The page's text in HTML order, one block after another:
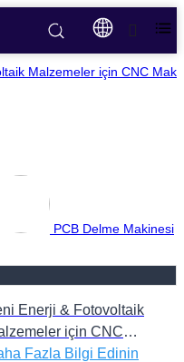
Malzemeler için CNC
PCB Delme Makinesi
Enerji & Fotovoltaik
için CNC
Fazla Bilgi Edinin